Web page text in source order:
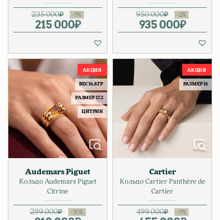
235 000₽
Первоначальная цена
215 000₽
Текущая цена: 215 000₽.
950 000₽
935 000₽
Текущая
ВЕС 16.8 ГР
РАЗМЕР 17.2
ЦИТРИН
Audemars Piguet
Кольцо Audemars Piguet
Citrine
299 000₽
РАЗМЕР 16
Cartier
Кольцо Cartier Panthère de
Cartier
499 000₽